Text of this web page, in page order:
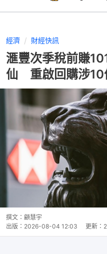
經濟 財經快訊
滙豐次季稅前賺
仙 重啟回購涉10
撰文： 顧慧宇
出版： 2026-08-04 12:03 更新：